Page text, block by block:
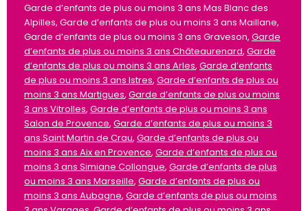
Garde d’enfants de plus ou moins 3 ans Mas Blanc des
Alpilles, Garde d’enfants de plus ou moins 3 ans Maillane,
Garde d’enfants de plus ou moins 3 ans Graveson, Garde
d’enfants de plus ou moins 3 ans Châteaurenard, Garde
d’enfants de plus ou moins 3 ans Arles, Garde d’enfants
de plus ou moins 3 ans Istres, Garde d’enfants de plus ou
moins 3 ans Martigues, Garde d’enfants de plus ou moins
3 ans Vitrolles, Garde d’enfants de plus ou moins 3 ans
Salon de Provence, Garde d’enfants de plus ou moins 3
ans Saint Martin de Crau, Garde d’enfants de plus ou
moins 3 ans Aix en Provence, Garde d’enfants de plus ou
moins 3 ans Simiane Collongue, Garde d’enfants de plus
ou moins 3 ans Marseille, Garde d’enfants de plus ou
moins 3 ans Aubagne, Garde d’enfants de plus ou moins